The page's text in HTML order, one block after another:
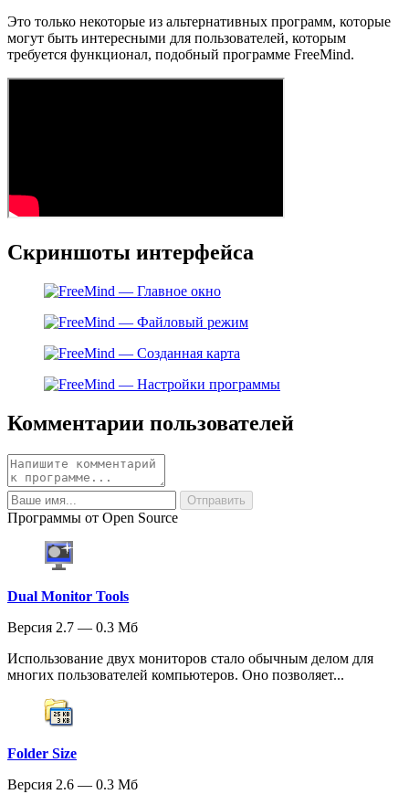
Это только некоторые из альтернативных программ, которые
могут быть интересными для пользователей, которым
требуется функционал, подобный программе FreeMind.
Скриншоты интерфейса
Комментарии пользователей
Программы от Open Source
Dual Monitor Tools
Версия 2.7 — 0.3 Мб
Использование двух мониторов стало обычным делом для
многих пользователей компьютеров. Оно позволяет...
Folder Size
Версия 2.6 — 0.3 Мб